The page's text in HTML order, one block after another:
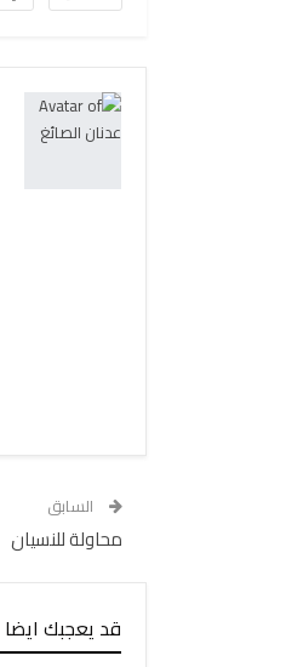
السابق
محاولة للنسيان
قد يعجبك ايضا